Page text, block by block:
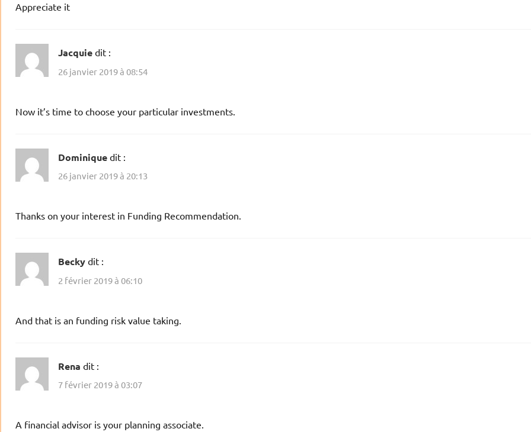
Appreciate it
Jacquie dit :
26 janvier 2019 à 08:54
Now it’s time to choose your particular investments.
Dominique dit :
26 janvier 2019 à 20:13
Thanks on your interest in Funding Recommendation.
Becky dit :
2 février 2019 à 06:10
And that is an funding risk value taking.
Rena dit :
7 février 2019 à 03:07
A financial advisor is your planning associate.